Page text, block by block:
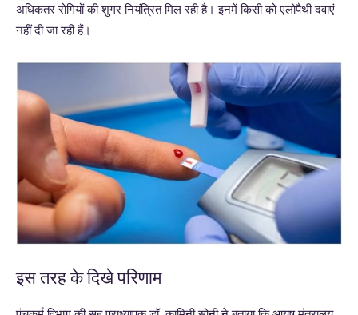
अधिकतर रोगियों की शुगर नियंत्रित मिल रही है। इनमें किसी को एलोपैथी दवाएं
नहीं दी जा रही हैं।
इस तरह के दिखे परिणाम